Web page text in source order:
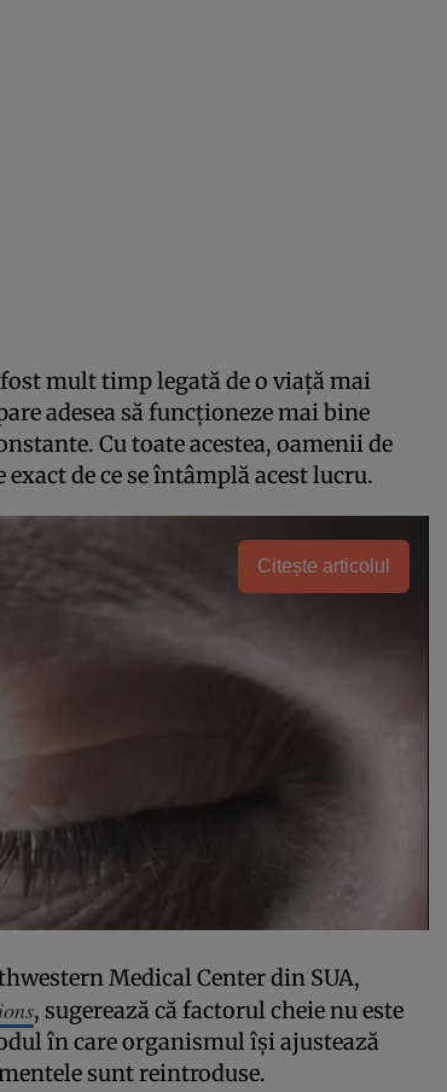
mult timp legată de o viață mai
adesea să funcționeze mai bine
Cu toate acestea, oamenii de
de ce se întâmplă acest lucru.
Citește articolul
Medical Center din SUA,
, sugerează că factorul cheie nu este
în care organismul își ajustează
sunt reintroduse.